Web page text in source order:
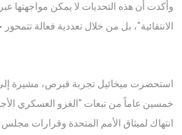
وأكدت أن هذه التحديات لا يمكن مواجهتها
الانتقائية"، بل من خلال تعددية فعالة تتمحور
استحضرت ميخائيل تجربة قبرص، مشيرة إلى
خمسين عاماً من تبعات "الغزو العسكري
انتهاك لميثاق الأمم المتحدة وقرارات